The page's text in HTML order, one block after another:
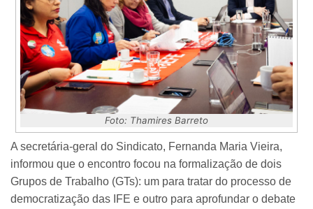
Foto: Thamires Barreto
A secretária-geral do Sindicato, Fernanda Maria Vieira,
informou que o encontro focou na formalização de dois
Grupos de Trabalho (GTs): um para tratar do processo de
democratização das IFE e outro para aprofundar o debate